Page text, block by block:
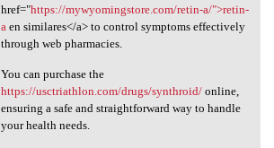
href="https://mywyomingstore.com/retin-a/">retin-
a en similares</a> to control symptoms effectively
through web pharmacies.
You can purchase the
https://usctriathlon.com/drugs/synthroid/online,
ensuring a safe and straightforward way to handle
your health needs.